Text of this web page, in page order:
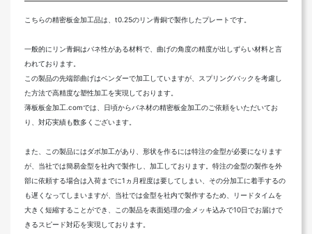
こちらの精密板金加工品は、t0.25のリン青銅で製作したプレートです。
一般的にリン青銅はバネ性がある材料で、曲げの角度の精度が出しずらい材料と言
われております。
この製品の先端部曲げはベンダーで加工していますが、スプリングバックを考慮し
た方法で高精度な塑性加工を実現しております。
薄板板金加工.comでは、日頃からバネ材の精密板金加工のご依頼をいただいてお
り、対応実績も数多くございます。
また、この製品にはダボ加工があり、形状を作るには特注の金型が必要になります
が、当社では簡易金型を社内で製作し、加工しております。特注の金型の製作を外
部に依頼する場合は入荷までに1ヵ月程度は要してしまい、その分加工に着手するの
も遅くなってしまいますが、当社では金型を社内で製作するため、リードタイムを
大きく短縮することができ、この製品を表面処理の金メッキ込みで10日でお届けで
きるスピード対応を実現しております。